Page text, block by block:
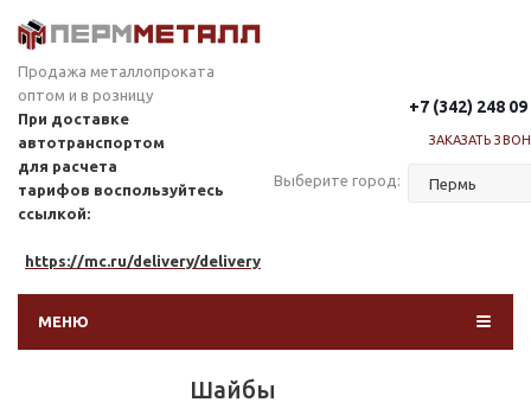
Продажа металлопроката
оптом и в розницу
При доставке
автотранспортом
для расчета
тарифов воспользуйтесь
ссылкой:
https://mc.ru/delivery/delivery
+7 (342) 248 09
ЗАКАЗАТЬ
Выберите город:
МЕНЮ
Шайбы